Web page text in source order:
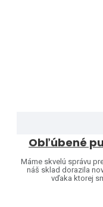
Máme skvelú správu
náš sklad dorazila
vďaka ktorej